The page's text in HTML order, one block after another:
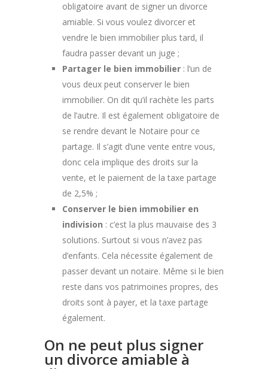
obligatoire avant de signer un divorce
amiable. Si vous voulez divorcer et
vendre le bien immobilier plus tard, il
faudra passer devant un juge ;
Partager le bien immobilier : l’un de
vous deux peut conserver le bien
immobilier. On dit qu’il rachète les parts
de l’autre. Il est également obligatoire de
se rendre devant le Notaire pour ce
partage. Il s’agit d’une vente entre vous,
donc cela implique des droits sur la
vente, et le paiement de la taxe partage
de 2,5% ;
Conserver le bien immobilier en
indivision : c’est la plus mauvaise des 3
solutions. Surtout si vous n’avez pas
d’enfants. Cela nécessite également de
passer devant un notaire. Même si le bien
reste dans vos patrimoines propres, des
droits sont à payer, et la taxe partage
également.
On ne peut plus signer
un divorce amiable à